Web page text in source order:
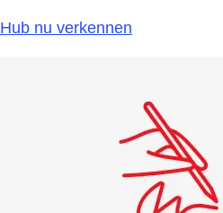
Hub nu verkennen